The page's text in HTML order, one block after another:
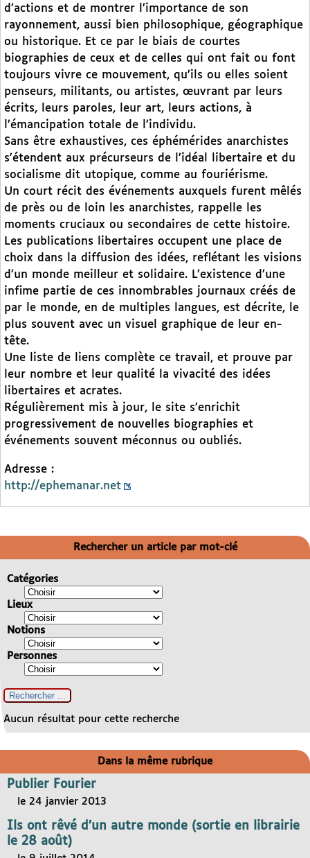
d’actions et de montrer l’importance de son
rayonnement, aussi bien philosophique, géographique
ou historique. Et ce par le biais de courtes
biographies de ceux et de celles qui ont fait ou font
toujours vivre ce mouvement, qu’ils ou elles soient
penseurs, militants, ou artistes, œuvrant par leurs
écrits, leurs paroles, leur art, leurs actions, à
l’émancipation totale de l’individu.
Sans être exhaustives, ces éphémérides anarchistes
s’étendent aux précurseurs de l’idéal libertaire et du
socialisme dit utopique, comme au fouriérisme.
Un court récit des événements auxquels furent mêlés
de près ou de loin les anarchistes, rappelle les
moments cruciaux ou secondaires de cette histoire.
Les publications libertaires occupent une place de
choix dans la diffusion des idées, reflétant les visions
d’un monde meilleur et solidaire. L’existence d’une
infime partie de ces innombrables journaux créés de
par le monde, en de multiples langues, est décrite, le
plus souvent avec un visuel graphique de leur en-
tête.
Une liste de liens complète ce travail, et prouve par
leur nombre et leur qualité la vivacité des idées
libertaires et acrates.
Régulièrement mis à jour, le site s’enrichit
progressivement de nouvelles biographies et
événements souvent méconnus ou oubliés.
Adresse :
http://ephemanar.net
Rechercher un article par mot-clé
Catégories
Lieux
Notions
Personnes
Aucun résultat pour cette recherche
Dans la même rubrique
Publier Fourier
le 24 janvier 2013
Ils ont rêvé d’un autre monde (sortie en librairie
le 28 août)